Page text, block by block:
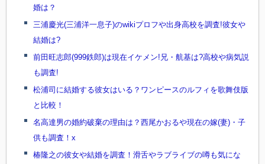
婚は？
三浦慶光(三浦洋一息子)のwikiプロフや出身高校を調査!彼女や
結婚は?
前田旺志郎(999鉄郎)は現在イケメン!兄・航基は?高校や病気説
も調査!
松浦司に結婚する彼女はいる？ワンピースのルフィを歌舞伎版
と比較！
名高達男の婚約破棄の理由は？西尾かおるや現在の嫁(妻)・子
供も調査！x
椿隆之の彼女や結婚を調査！滑舌やラブライブの噂も気にな